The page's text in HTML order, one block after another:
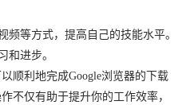
频等方式，提高自己的技能水平。
和进步。
顺利地完成Google浏览器的下载
不仅有助于提升你的工作效率，